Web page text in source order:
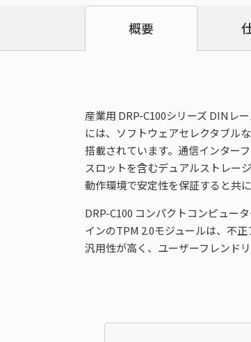
概要
産業用 DRP-C100シリーズ DINレ
には、ソフトウェアセレクタブル
搭載されています。通信インター
スロットを含むデュアルストレー
動作環境で安定性を保証すると共
DRP-C100 コンパクトコンピュー
インのTPM 2.0モジュールは、不
汎用性が高く、ユーザーフレンド